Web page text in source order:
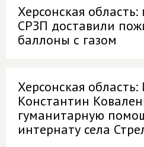
Херсонская
СРЗП доставили
баллоны с газом
Херсонская
Константин
гуманитарную
интернату села